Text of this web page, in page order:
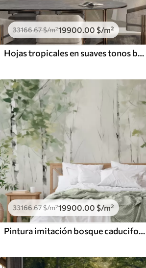
33166.67$/m²19900.00 $/m²
Hojas tropicales en suaves tonos beige y verde, con efecto acuarela y suaves transiciones de color
33166.67$/m²19900 .00 $/m²
Pintura imitación bosque caducifolio